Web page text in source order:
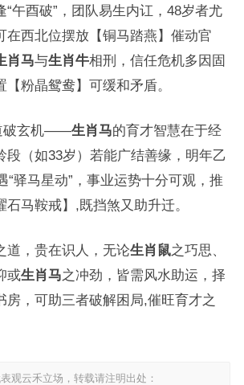
“午酉破”，团队易生内讧，48岁者尤
在西北位摆放【铜马踏燕】催动官
肖马与生肖牛相刑，信任危机多因固
粉晶鸳鸯】可缓和矛盾。
破玄机——生肖马的育才智慧在于经
段（如33岁）若能广结善缘，明年乙
“驿马星动”，事业运势十分可观，推
马鞍戒】,既挡煞又助升迁。
道，贵在识人，无论生肖鼠之巧思、
或生肖马之冲劲，皆需风水助运，择
房，可助三者破解困局,催旺育才之
观云禾立场，转载请注明出处：